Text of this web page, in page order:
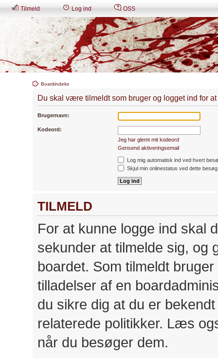
Tilmeld Log ind OSS
Boardindeks
Du skal være tilmeldt som bruger og logget ind for at
Brugernavn:
Kodeord:
Jeg har glemt mit kodeord
Gensend aktiveringsemail
Log mig automatisk ind ved hvert
Skjul min onlinestatus ved dette besøg
TILMELD
For at kunne logge ind skal
sekunder at tilmelde sig, og
boardet. Som tilmeldt
tilladelser af en
du sikre dig at du er
relaterede politikker. Læs
når du besøger dem.